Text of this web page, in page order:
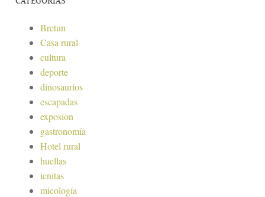
Bretun
Casa rural
cultura
deporte
dinosaurios
escapadas
exposion
gastronomía
Hotel rural
huellas
icnitas
micología